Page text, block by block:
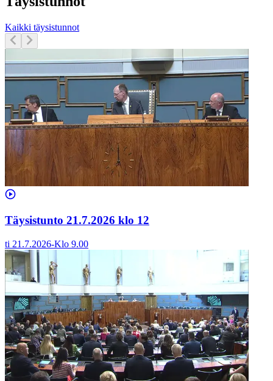
Kaikki täysistunnot
Täysistunto 21.7.2026 klo 12
ti 21.7.2026-Klo 9.00